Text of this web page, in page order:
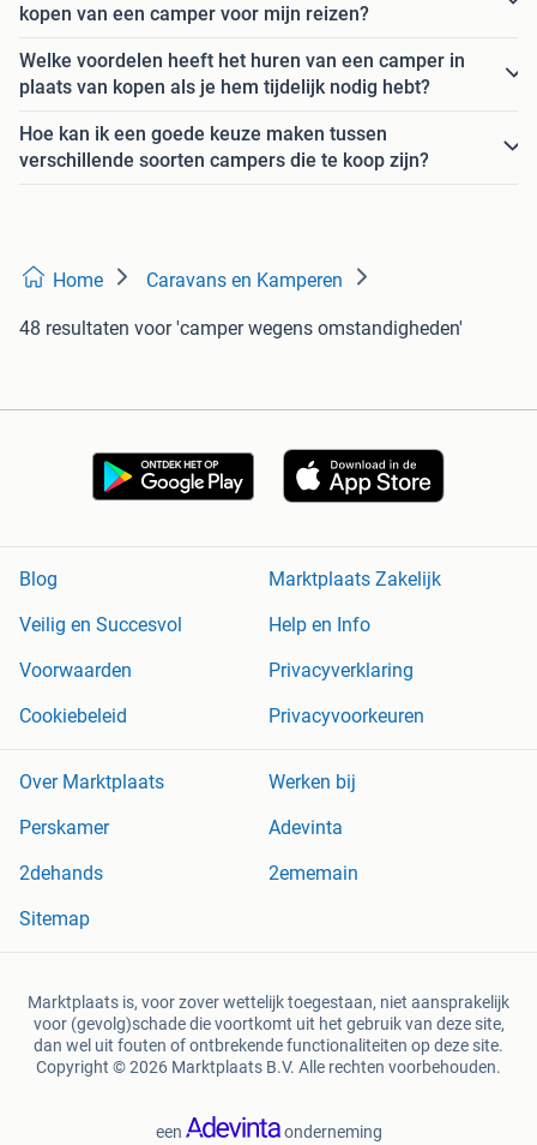
kopen van een camper voor mijn reizen?
Welke voordelen heeft het huren van een camper in
plaats van kopen als je hem tijdelijk nodig hebt?
Hoe kan ik een goede keuze maken tussen
verschillende soorten campers die te koop zijn?
Home Caravans en Kamperen
48 resultaten voor 'camper wegens omstandigheden'
Blog
Marktplaats Zakelijk
Veilig en Succesvol
Help en Info
Voorwaarden
Privacyverklaring
Cookiebeleid
Privacyvoorkeuren
Over Marktplaats
Werken bij
Perskamer
Adevinta
2dehands
2ememain
Sitemap
Marktplaats is, voor zover wettelijk toegestaan, niet aansprakelijk
voor (gevolg)schade die voortkomt uit het gebruik van deze site,
dan wel uit fouten of ontbrekende functionaliteiten op deze site.
Copyright © 2026 Marktplaats B.V. Alle rechten voorbehouden.
een onderneming